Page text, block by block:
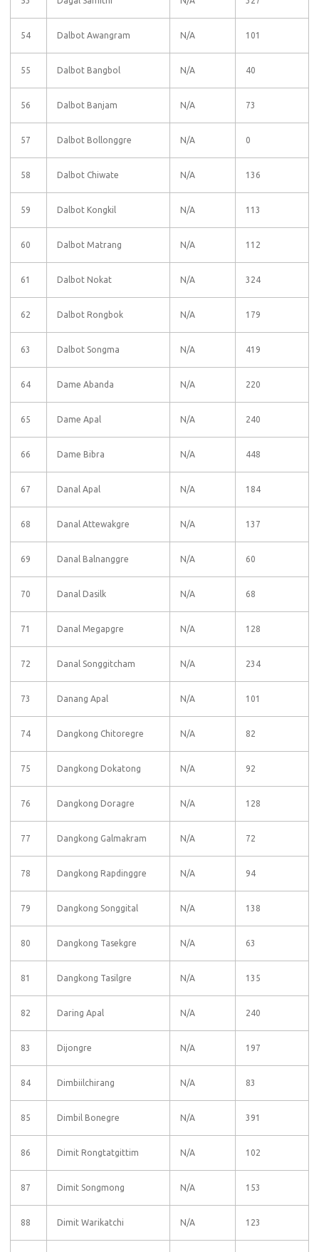
54 Dalbot Awangram N/A 101
55 Dalbot Bangbol N/A 40
56 Dalbot Banjam N/A 73
57 Dalbot Bollonggre N/A 0
58 Dalbot Chiwate N/A 136
59 Dalbot Kongkil N/A 113
60 Dalbot Matrang N/A 112
61 Dalbot Nokat N/A 324
62 Dalbot Rongbok N/A 179
63 Dalbot Songma N/A 419
64 Dame Abanda N/A 220
65 Dame Apal N/A 240
66 Dame Bibra N/A 448
67 Danal Apal N/A 184
68 Danal Attewakgre N/A 137
69 Danal Balnanggre N/A 60
70 Danal Dasilk N/A 68
71 Danal Megapgre N/A 128
72 Danal Songgitcham N/A 234
73 Danang Apal N/A 101
74 Dangkong Chitoregre N/A 82
75 Dangkong Dokatong N/A 92
76 Dangkong Doragre N/A 128
77 Dangkong Galmakram N/A 72
78 Dangkong Rapdinggre N/A 94
79 Dangkong Songgital N/A 138
80 Dangkong Tasekgre N/A 63
81 Dangkong Tasilgre N/A 135
82 Daring Apal N/A 240
83 Dijongre N/A 197
84 Dimbiilchirang N/A 83
85 Dimbil Bonegre N/A 391
86 Dimit Rongtatgittim N/A 102
87 Dimit Songmong N/A 153
88 Dimit Warikatchi N/A 123